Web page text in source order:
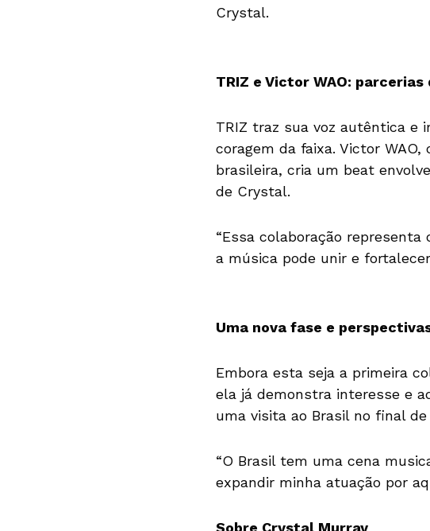
Crystal.
TRIZ e Victor WAO:
TRIZ traz sua voz autêntica e
coragem da faixa. Victor
brasileira, cria um beat
de Crystal.
“Essa colaboração
a música pode unir e
Uma nova fase e
Embora esta seja a primeira
ela já demonstra interesse e
uma visita ao Brasil no final
“O Brasil tem uma cena
expandir minha atuação por
Sobre Crystal Murray